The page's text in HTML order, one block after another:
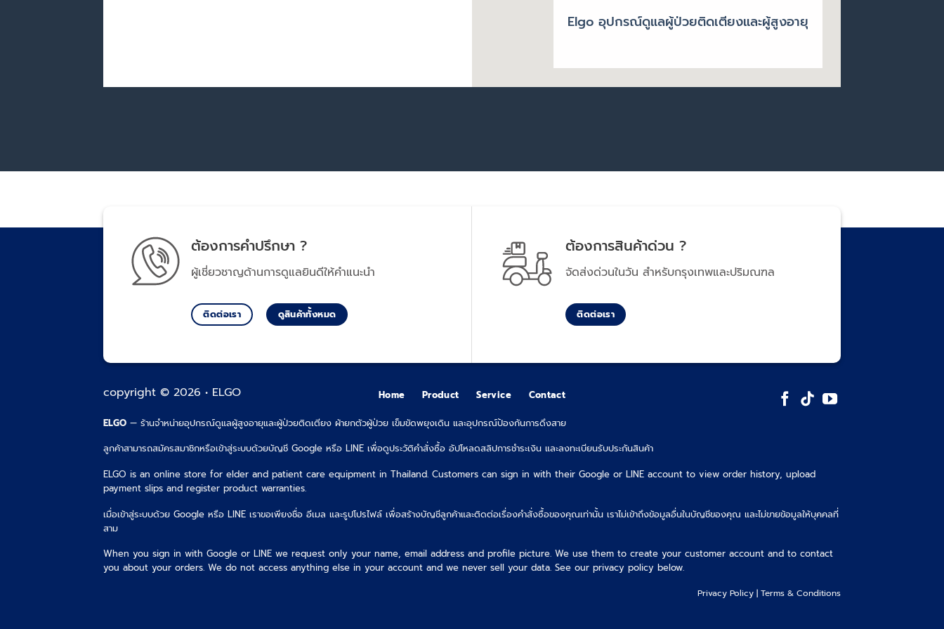
Elgo อุปกรณ์ดูแลผู้ป่วยติดเตียงและผู้สูงอายุ
ต้องการคำปรึกษา ?
ผู้เชี่ยวชาญด้านการดูแลยินดีให้คำแนะนำ
ติดต่อเรา ดูสินค้าทั้งหมด
ต้องการสินค้าด่วน ?
จัดส่งด่วนในวัน สำหรับกรุงเทพและปริมณฑล
ติดต่อเรา
copyright © 2026 • ELGO Home Product Service Contact
ELGO — ร้านจำหน่ายอุปกรณ์ดูแลผู้สูงอายุและผู้ป่วยติดเตียง ผ้ายกตัวผู้ป่วย เข็มขัดพยุงเดิน และอุปกรณ์ป้องกันการดึงสาย
ลูกค้าสามารถสมัครสมาชิกหรือเข้าสู่ระบบด้วยบัญชี Google หรือ LINE เพื่อดูประวัติคำสั่งซื้อ อัปโหลดสลิปการชำระเงิน และลงทะเบียนรับประกันสินค้า
ELGO is an online store for elder and patient care equipment in Thailand. Customers can sign in with their Google or LINE account to view order history, upload
payment slips and register product warranties.
เมื่อเข้าสู่ระบบด้วย Google หรือ LINE เราขอเพียงชื่อ อีเมล และรูปโปรไฟล์ เพื่อสร้างบัญชีลูกค้าและติดต่อเรื่องคำสั่งซื้อของคุณเท่านั้น เราไม่เข้าถึงข้อมูลอื่นในบัญชีของคุณ และไม่ขายข้อมูลให้บุคคลที่
สาม
When you sign in with Google or LINE we request only your name, email address and profile picture. We use them to create your customer account and to contact
you about your orders. We do not access anything else in your account and we never sell your data. See our privacy policy below.
Privacy Policy | Terms & Conditions